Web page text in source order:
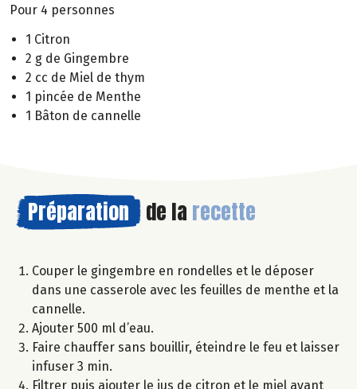
Pour 4 personnes
1 Citron
2 g de Gingembre
2 cc de Miel de thym
1 pincée de Menthe
1 Bâton de cannelle
Préparation de la recette
Couper le gingembre en rondelles et le déposer
dans une casserole avec les feuilles de menthe et la
cannelle.
Ajouter 500 ml d’eau.
Faire chauffer sans bouillir, éteindre le feu et laisser
infuser 3 min.
Filtrer puis ajouter le jus de citron et le miel avant